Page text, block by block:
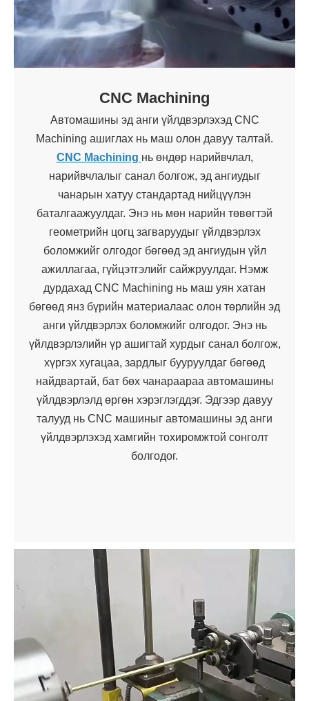
CNC Machining
Автомашины эд анги үйлдвэрлэхэд CNC
Machining ашиглах нь маш олон давуу талтай.
CNC Machining нь өндөр нарийвчлал,
нарийвчлалыг санал болгож, эд ангиудыг
чанарын хатуу стандартад нийцүүлэн
баталгаажуулдаг. Энэ нь мөн нарийн төвөгтэй
геометрийн цогц загваруудыг үйлдвэрлэх
боломжийг олгодог бөгөөд эд ангиудын үйл
ажиллагаа, гүйцэтгэлийг сайжруулдаг. Нэмж
дурдахад CNC Machining нь маш уян хатан
бөгөөд янз бүрийн материалаас олон төрлийн эд
анги үйлдвэрлэх боломжийг олгодог. Энэ нь
үйлдвэрлэлийн үр ашигтай хурдыг санал болгож,
хүргэх хугацаа, зардлыг бууруулдаг бөгөөд
найдвартай, бат бөх чанараараа автомашины
үйлдвэрлэлд өргөн хэрэглэгддэг. Эдгээр давуу
талууд нь CNC машиныг автомашины эд анги
үйлдвэрлэхэд хамгийн тохиромжтой сонголт
болгодог.